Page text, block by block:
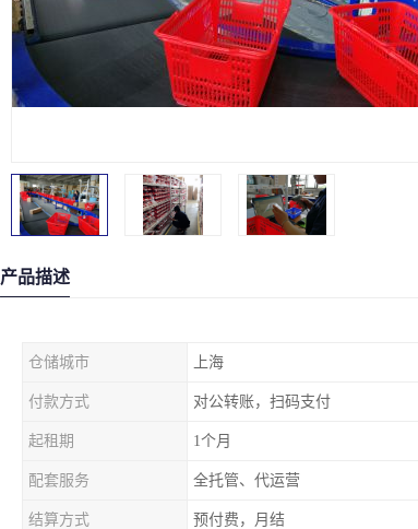
产品描述
仓储城市 上海
付款方式 对公转账，扫码支付
起租期 1个月
配套服务 全托管、代运营
结算方式 预付费，月结